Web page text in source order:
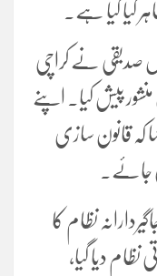
کیا گیا ہے۔
صدیقی نے کراچی
پیش کیا۔ اپنے
کہ قانون سازی
نظام کا
نظام دیا گیا،